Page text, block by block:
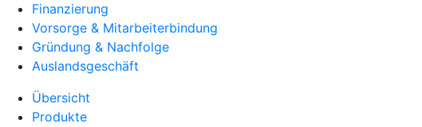
Finanzierung
Vorsorge & Mitarbeiterbindung
Gründung & Nachfolge
Auslandsgeschäft
Übersicht
Produkte